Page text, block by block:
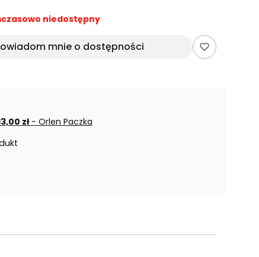
niedostępny
mnie o dostępności
zł- Orlen Paczka